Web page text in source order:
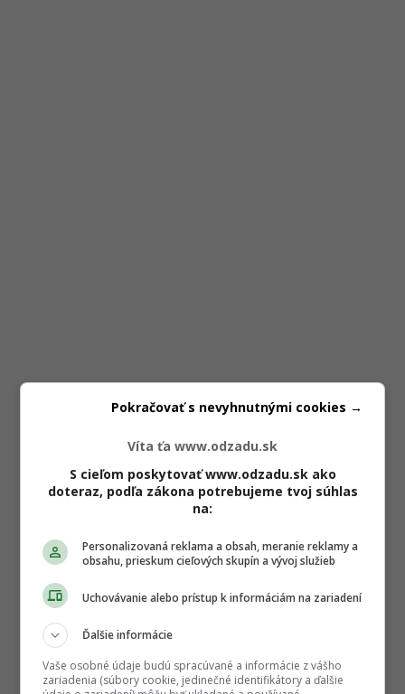
Víta ťa www.odzadu.sk
S cieľom poskytovať www.odzadu.sk ako
doteraz, podľa zákona potrebujeme tvoj súhlas
na:
Personalizovaná reklama a obsah, meranie reklamy a
obsahu, prieskum cieľových skupín a vývoj služieb
Uchovávanie alebo prístup k informáciám na zariadení
Ďalšie informácie
Vaše osobné údaje budú spracúvané a informácie z vášho
zariadenia (súbory cookie, jedinečné identifikátory a ďalšie
Pokračovať s nevyhnutnými cookies →